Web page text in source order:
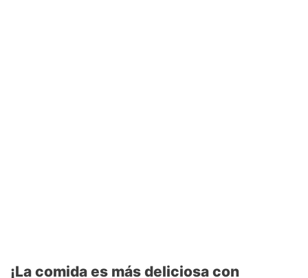
¡La comida es más deliciosa con